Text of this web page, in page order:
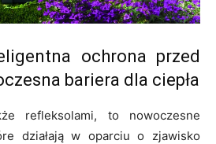
ochrona przed
bariera dla ciepła
refleksolami, to nowoczesne
działają w oparciu o zjawisko